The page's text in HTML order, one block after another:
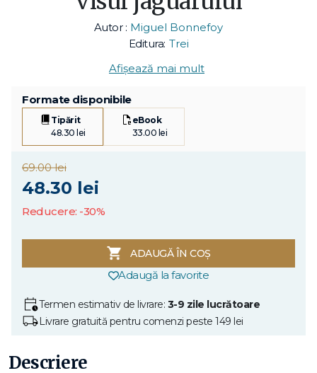
Autor : Miguel Bonnefoy
Editura: Trei
Afișează mai mult
Formate disponibile
Tipărit
48.30 lei
eBook
33.00 lei
69.00 lei
48.30 lei
Reducere: -30%
ADAUGĂ ÎN COȘ
Adaugă la favorite
Termen estimativ de livrare: 3-9 zile lucrătoare
Livrare gratuită pentru comenzi peste 149 lei
Descriere